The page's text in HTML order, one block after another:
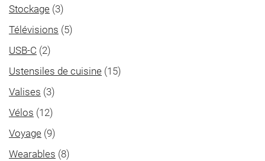
Stockage (3)
Télévisions (5)
USB-C (2)
Ustensiles de cuisine (15)
Valises (3)
Vélos (12)
Voyage (9)
Wearables (8)